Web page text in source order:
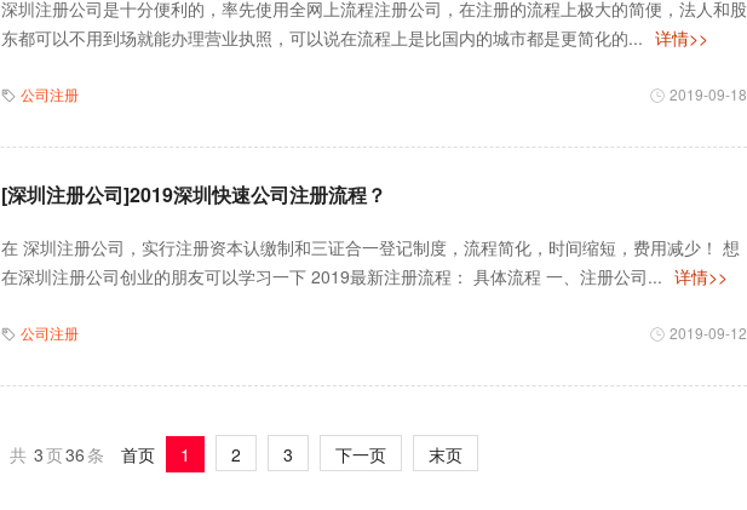
深圳注册公司是十分便利的，率先使用全网上流程注册公司，在注册的流程上极大的简便，法人和股
东都可以不用到场就能办理营业执照，可以说在流程上是比国内的城市都是更简化的... 详情>>
公司注册 2019-09-18
[深圳注册公司]2019深圳快速公司注册流程？
在 深圳注册公司，实行注册资本认缴制和三证合一登记制度，流程简化，时间缩短，费用减少！ 想
在深圳注册公司创业的朋友可以学习一下 2019最新注册流程： 具体流程 一、注册公司... 详情>>
公司注册 2019-09-12
共 3页36 条 首页 1 2 3 下一页 末页